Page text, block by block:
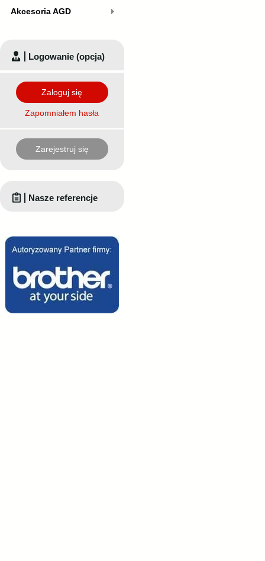
Akcesoria AGD
Logowanie (opcja)
Zaloguj się
Zapomniałem hasła
Zarejestruj się
Nasze referencje